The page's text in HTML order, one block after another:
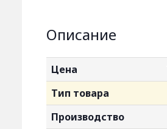
Описание
Цена
Тип товара
Производство